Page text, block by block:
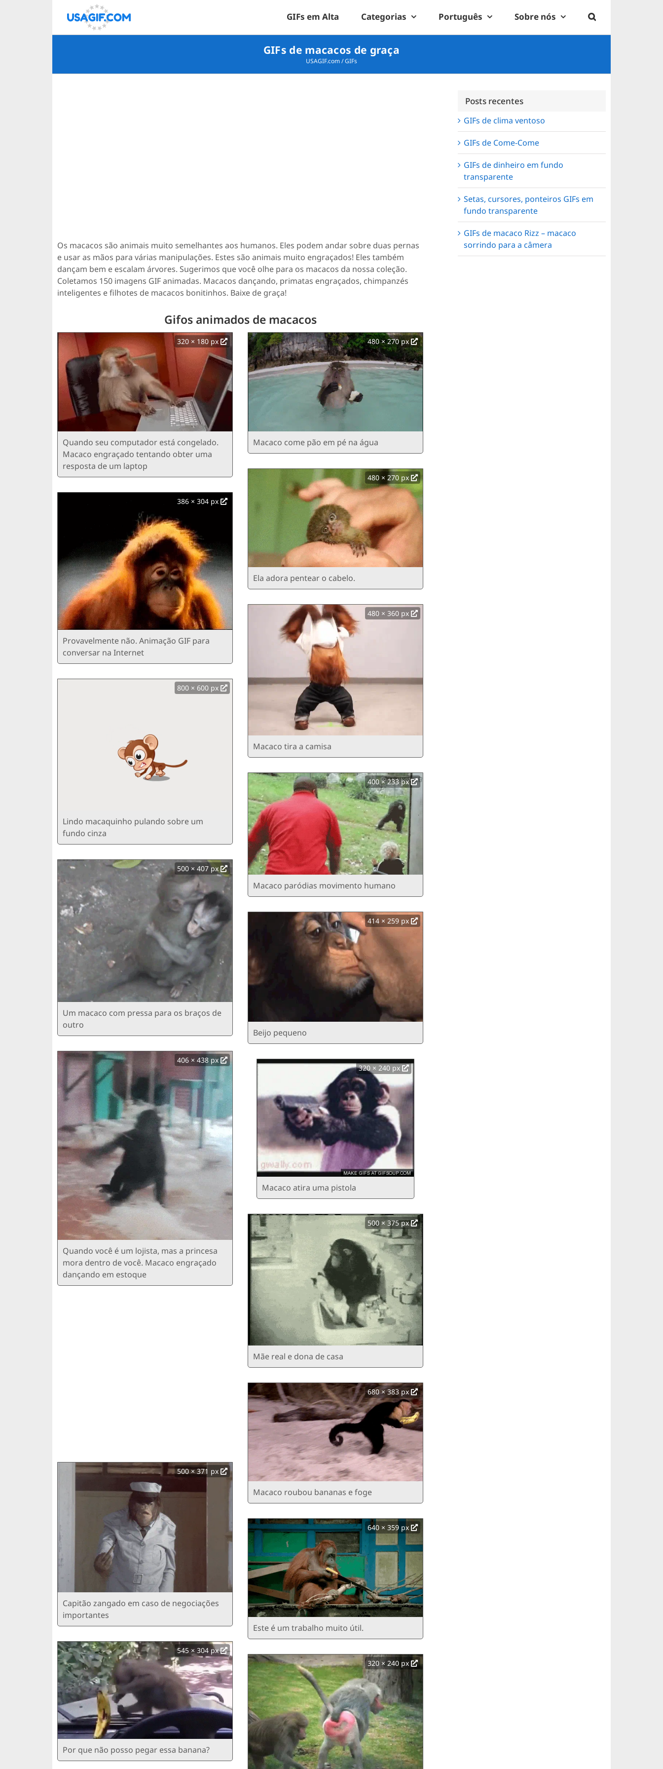
GIFs em Alta Categorias Português Sobre nós
GIFs de macacos de graça
USAGIF.com/GIFs
Os macacos são animais muito semelhantes aos humanos. Eles podem andar sobre duas pernas
e usar as mãos para várias manipulações. Estes são animais muito engraçados! Eles também
dançam bem e escalam árvores. Sugerimos que você olhe para os macacos da nossa coleção.
Coletamos 150 imagens GIF animadas. Macacos dançando, primatas engraçados, chimpanzés
inteligentes e filhotes de macacos bonitinhos. Baixe de graça!
Gifos animados de macacos
320 × 180 px
Quando seu computador está congelado.
Macaco engraçado tentando obter uma
resposta de um laptop
386 × 304 px
Provavelmente não. Animação GIF para
conversar na Internet
800 × 600 px
Lindo macaquinho pulando sobre um
fundo cinza
500 × 407 px
Um macaco com pressa para os braços de
outro
406 × 438 px
Quando você é um lojista, mas a princesa
mora dentro de você. Macaco engraçado
dançando em estoque
500 × 371 px
Capitão zangado em caso de negociações
importantes
545 × 304 px
Por que não posso pegar essa banana?
480 × 270 px
Macaco come pão em pé na água
480 × 270 px
Ela adora pentear o cabelo.
480 × 360 px
Macaco tira a camisa
400 × 233 px
Macaco paródias movimento humano
414 × 259 px
Beijo pequeno
320 × 240 px
Macaco atira uma pistola
500 × 375 px
Mãe real e dona de casa
680 × 383 px
Macaco roubou bananas e foge
640 × 359 px
Este é um trabalho muito útil.
320 × 240 px
Posts recentes
GIFs de clima ventoso
GIFs de Come-Come
GIFs de dinheiro em fundo
transparente
Setas, cursores, ponteiros GIFs em
fundo transparente
GIFs de macaco Rizz – macaco
sorrindo para a câmera